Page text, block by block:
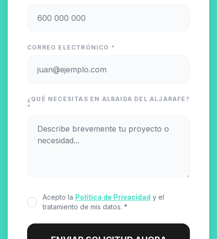
CORREO ELECTRÓNICO *
¿QUÉ NECESITAS EN ALBAIDA DEL ALJARAFE?
*
Acepto la Política de Privacidad y el
tratamiento de mis datos. *